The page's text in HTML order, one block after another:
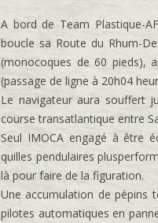
A bord de Team Plastique-
boucle sa Route du Rhum-
(monocoques de 60 pieds),
(passage de ligne à 20h04
Le navigateur aura souffert
course transatlantique entre
Seul IMOCA engagé à être
quilles pendulaires
là pour faire de la figuration.
Une accumulation de pépins
pilotes automatiques en